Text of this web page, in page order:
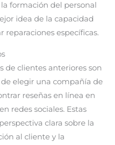
formación del personal
idea de la capacidad
reparaciones específicas.
de clientes anteriores son
elegir una compañía de
reseñas en línea en
redes sociales. Estas
clara sobre la
al cliente y la